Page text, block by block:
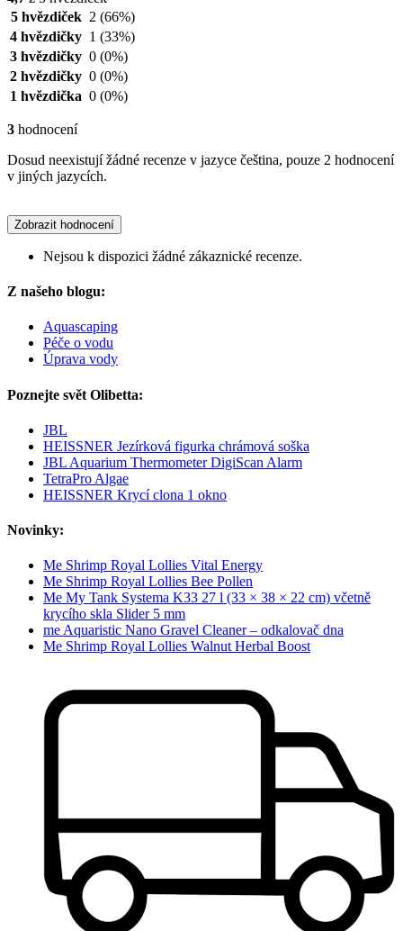
5 hvězdiček 2 (66%)
4 hvězdičky 1 (33%)
3 hvězdičky 0 (0%)
2 hvězdičky 0 (0%)
1 hvězdička 0 (0%)
3 hodnocení
Dosud neexistují žádné recenze v jazyce čeština, pouze 2 hodnocení
v jiných jazycích.
Zobrazit hodnocení
Nejsou k dispozici žádné zákaznické recenze.
Z našeho blogu:
Aquascaping
Péče o vodu
Úprava vody
Poznejte svět Olibetta:
JBL
HEISSNER Jezírková figurka chrámová soška
JBL Aquarium Thermometer DigiScan Alarm
TetraPro Algae
HEISSNER Krycí clona 1 okno
Novinky:
Me Shrimp Royal Lollies Vital Energy
Me Shrimp Royal Lollies Bee Pollen
Me My Tank Systema K33 27 l (33 × 38 × 22 cm) včetně
krycího skla Slider 5 mm
me Aquaristic Nano Gravel Cleaner – odkalovač dna
Me Shrimp Royal Lollies Walnut Herbal Boost